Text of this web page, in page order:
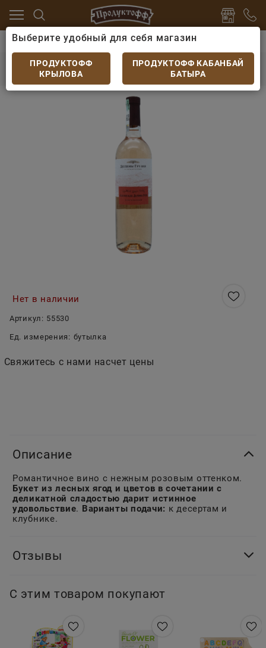
Вино Грузия, Молдова
Вино Долины Грузии
Вино Долины Грузии Алазанская долина роз.п/
Нет в наличии
Артикул: 55530
Ед. измерения: бутылка
Свяжитесь с нами насчет цены
Описание
Романтичное вино с нежным розовым оттенком.
Букет из лесных ягод и цветов в сочетании с
деликатной сладостью дарит истинное
удовольствие. Варианты подачи: к десертам и
клубнике.
Отзывы
С этим товаром покупают
Выберите удобный для себя магазин
ПРОДУКТОФФ
КРЫЛОВА
ПРОДУКТОФФ КАБАНБАЙ
БАТЫРА